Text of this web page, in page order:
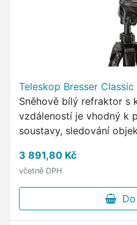
Teleskop Bresser
Sněhově bílý refraktor s
vzdáleností je vhodný k
soustavy, sledování
3 891,80 Kč
včetně DPH
Do